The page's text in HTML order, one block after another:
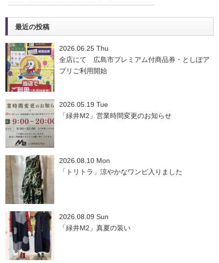
最近の投稿
2026.06.25 Thu
全店にて 広島市プレミアム付商品券・としぽア
プリご利用開始
2026.05.19 Tue
「緑井M2」営業時間変更のお知らせ
2026.08.10 Mon
「トリトラ」涼やかなワンピ入りました
2026.08.09 Sun
「緑井M2」真夏の装い